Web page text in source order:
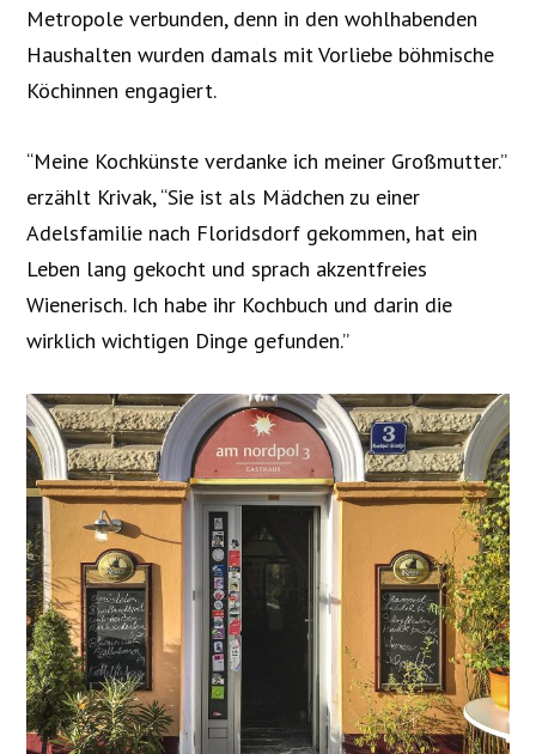
Metropole verbunden, denn in den wohlhabenden
Haushalten wurden damals mit Vorliebe böhmische
Köchinnen engagiert.
“Meine Kochkünste verdanke ich meiner Großmutter.”
erzählt Krivak, “Sie ist als Mädchen zu einer
Adelsfamilie nach Floridsdorf gekommen, hat ein
Leben lang gekocht und sprach akzentfreies
Wienerisch. Ich habe ihr Kochbuch und darin die
wirklich wichtigen Dinge gefunden.”